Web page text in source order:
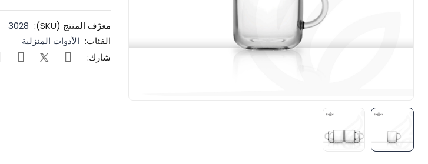
معرّف المنتج (SKU):
3028
الفئات: الأدوات المنزلية
شارك: